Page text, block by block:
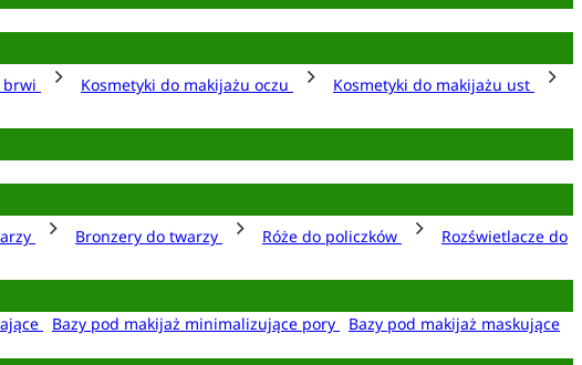
brwi Kosmetyki do makijażu oczu
Kosmetyki do makijażu ust
Bronzery do twarzy Róże do policzków
Rozświetlacze do
Bazy pod makijaż minimalizujące pory
Bazy pod makijaż maskujące